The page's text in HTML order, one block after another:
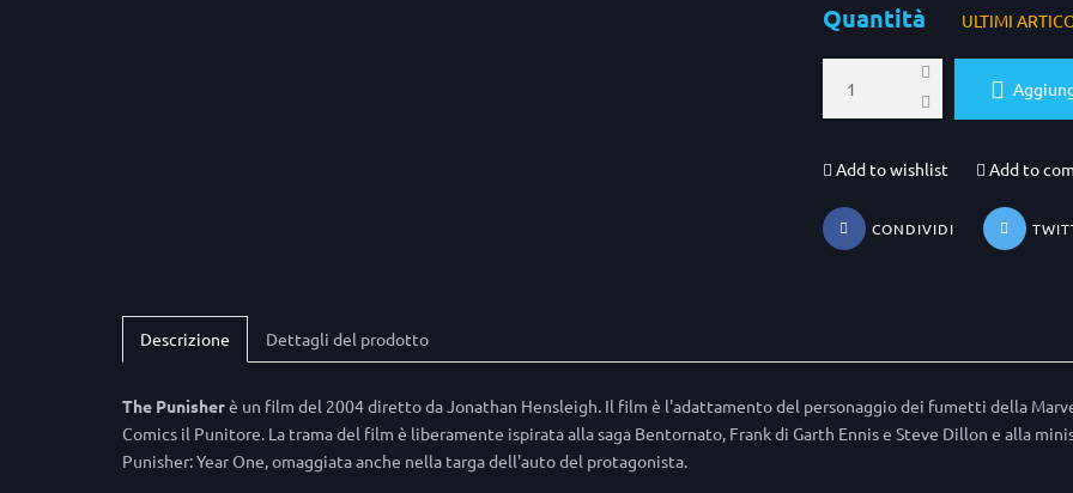
Quantità ULTIMI
Add to wishlist Add to
CONDIVIDI
Descrizione Dettagli del prodotto
The Punisherè un film del 2004 diretto da Jonathan Hensleigh. Il film è l'adattamento del personaggio dei fumetti della
Comics il Punitore. La trama del film è liberamente ispirata alla saga Bentornato, Frank di Garth Ennis e Steve Dillon e alla
Punisher: Year One, omaggiata anche nella targa dell'auto del protagonista.